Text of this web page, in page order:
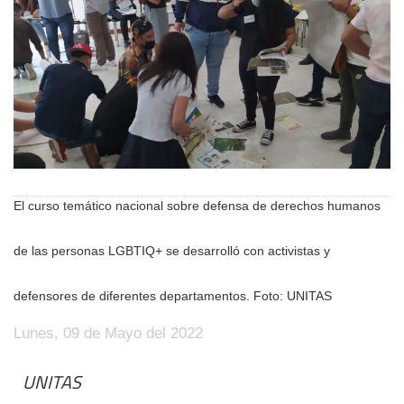
El curso temático nacional sobre defensa de derechos humanos
de las personas LGBTIQ+ se desarrolló con activistas y
defensores de diferentes departamentos. Foto: UNITAS
Lunes, 09 de Mayo del 2022
UNITAS